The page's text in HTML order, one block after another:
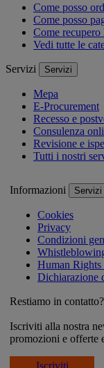
Come posso
Come posso
Come recupero
Vedi tutte le
Servizi Servizi
Mepa
E-Procurement
Recesso e
Consulenza
Revisione e
Tutti i nostri
Informazioni Servizi
Cookies
Privacy
Condizioni
Human
Dichiarazione
Restiamo in contatto?
Iscriviti alla nostra
promozioni e offerte
Iscriviti